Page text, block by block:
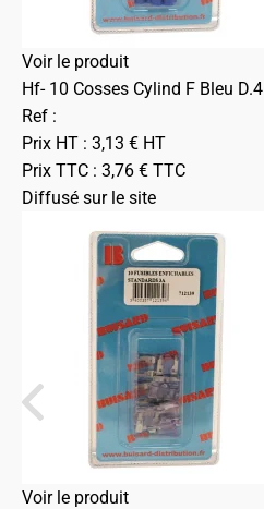
Voir le produit
Hf- 10 Cosses Cylind F Bleu D.4
Ref :
Prix HT : 3,13 € HT
Prix TTC : 3,76 € TTC
Diffusé sur le site
Voir le produit